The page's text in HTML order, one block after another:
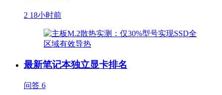
2 18小时前
最新笔记本独立显卡排名
问答 6